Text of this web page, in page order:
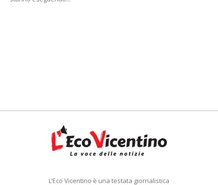
L’Eco Vicentino è una testata giornalistica